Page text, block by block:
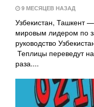
9 МЕСЯЦЕВ НАЗАД
Узбекистан, Ташкент
мировым лидером по
руководство
Теплицы переведут
раза....